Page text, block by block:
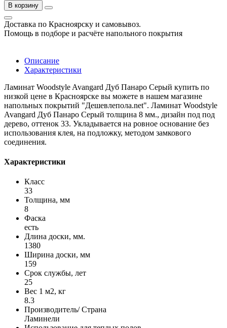
В корзину
Доставка по Красноярску и самовывоз.
Помощь в подборе и расчёте напольного покрытия
Описание
Характеристики
Ламинат Woodstyle Avangard Дуб Панаро Серый купить по
низкой цене в Красноярске вы можете в нашем магазине
напольных покрытий "Дешевлепола.net". Ламинат Woodstyle
Avangard Дуб Панаро Серый толщина 8 мм., дизайн под под
дерево, оттенок 33. Укладывается на ровное основание без
использования клея, на подложку, методом замкового
соединения.
Характеристики
Класс
33
Толщина, мм
8
Фаска
есть
Длина доски, мм.
1380
Ширина доски, мм
159
Срок службы, лет
25
Вес 1 м2, кг
8.3
Производитель/ Страна
Ламинели